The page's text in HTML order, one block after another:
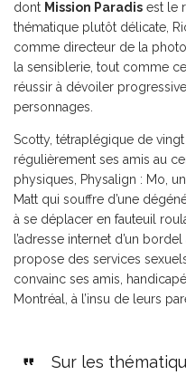
dont Mission Paradis est le
thématique plutôt délicate,
comme directeur de la
la sensiblerie, tout comme
réussir à dévoiler
personnages.
Scotty, tétraplégique de
régulièrement ses amis au
physiques, Physalign : Mo,
Matt qui souffre d’une
à se déplacer en fauteuil
l’adresse internet d’un
propose des services
convainc ses amis,
Montréal, à l’insu de leurs
Sur les